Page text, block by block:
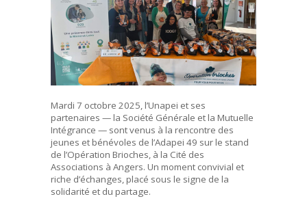
Mardi 7 octobre 2025, l’Unapei et ses
partenaires — la Société Générale et la Mutuelle
Intégrance — sont venus à la rencontre des
jeunes et bénévoles de l’Adapei 49 sur le stand
de l’Opération Brioches, à la Cité des
Associations à Angers. Un moment convivial et
riche d’échanges, placé sous le signe de la
solidarité et du partage.